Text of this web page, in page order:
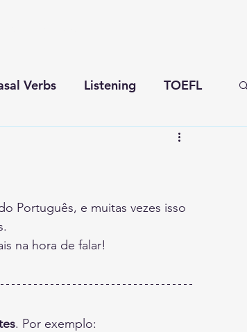
Verbs Listening TOEFL
Português, e muitas vezes isso
na hora de falar!
. Por exemplo: